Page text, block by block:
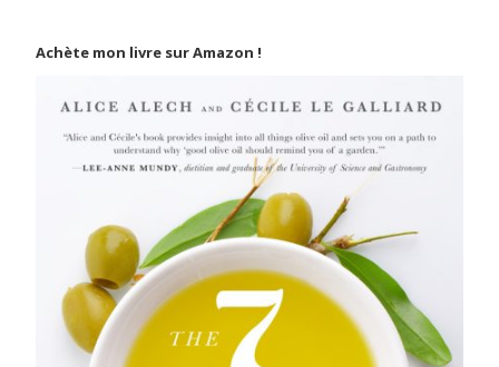
Achète mon livre sur Amazon !